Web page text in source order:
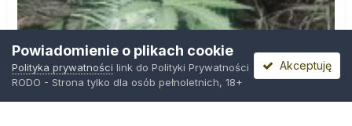
Powiadomienie o plikach cookie
Polityka prywatności link do Polityki Prywatności
RODO - Strona tylko dla osób pełnoletnich, 18+
Akceptuję